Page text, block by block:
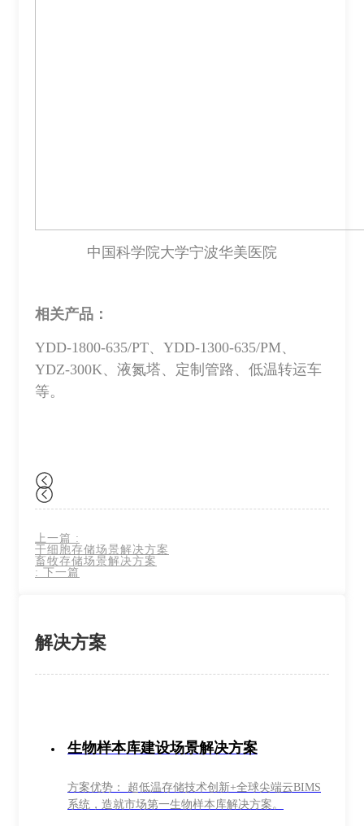
中国科学院大学宁波华美医院
相关产品：
YDD-1800-635/PT、YDD-1300-635/PM、
YDZ-300K、液氮塔、定制管路、低温转运车
等。
上一篇 :
干细胞存储场景解决方案
畜牧存储场景解决方案
: 下一篇
解决方案
生物样本库建设场景解决方案
方案优势： 超低温存储技术创新+全球尖端云BIMS
系统，造就市场第一生物样本库解决方案。